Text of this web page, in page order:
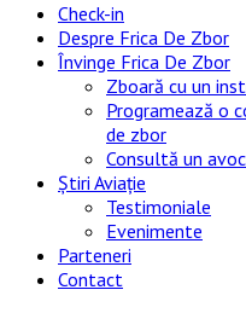
Check-in
Despre Frica De Zbor
Învinge Frica De Zbor
Zboară cu un
Programează o
de zbor
Consultă un
Știri Aviație
Testimoniale
Evenimente
Parteneri
Contact